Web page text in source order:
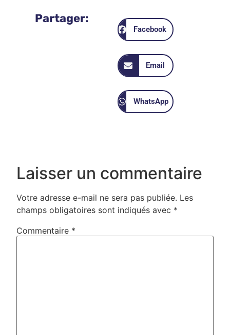
Partager:
Facebook
Email
WhatsApp
Laisser un commentaire
Votre adresse e-mail ne sera pas publiée. Les
champs obligatoires sont indiqués avec *
Commentaire *